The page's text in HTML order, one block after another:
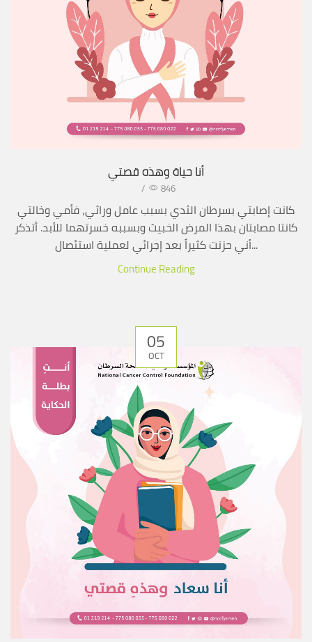
أنا حياة وهذه قصتي
/ 846
كانت إصابتي بسرطان الثدي بسبب عامل وراثي، فأمي وخالتي
كانتا مصابتان بهذا المرض الخبيث وبسببه خسرتهما للأبد. أتذكر
أني حزنت كثيراً بعد إجرائي لعملية استئصال...
Continue Reading
05
OCT